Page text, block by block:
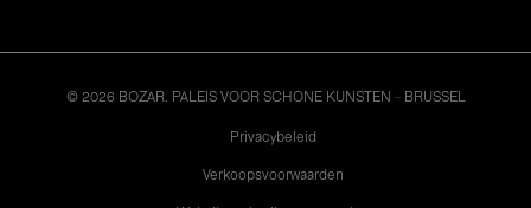
© 2026 BOZAR. PALEIS VOOR SCHONE KUNSTEN - BRUSSEL
Privacybeleid
Verkoopsvoorwaarden